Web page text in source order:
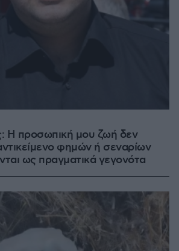
Η προσωπική μου ζωή δεν
φημών ή σεναρίων
ως πραγματικά γεγονότα